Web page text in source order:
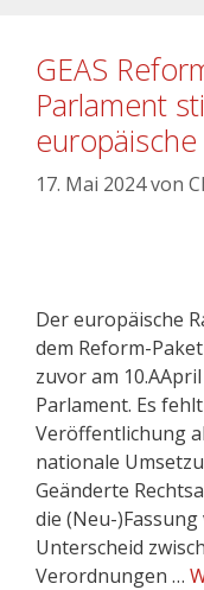
GEAS
Parlament
europäische
17. Mai 2024von
Der europäische
dem Reform-
zuvor am
Parlament. Es
Veröffentlichung
nationale
Geänderte
die (Neu-
Unterscheid
Verordnungen …